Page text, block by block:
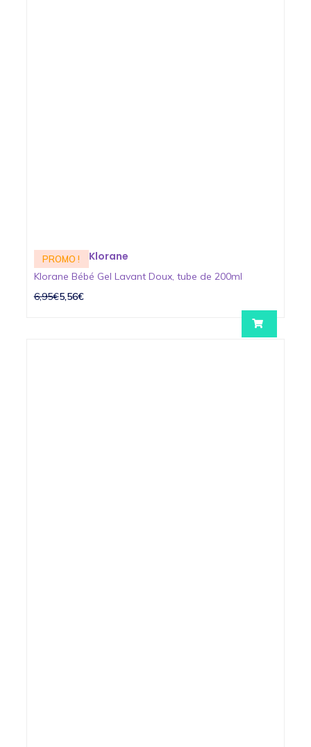
PROMO ! Klorane
Klorane Bébé Gel Lavant Doux, tube de 200ml
6,95€5,56€